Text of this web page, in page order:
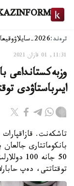
ترەند:2026-سايلاۋ وقيعا
11:31, 01 قازان 2021
وزبەكستانداعى
ايىرباستاۋدى
بانكوماتتارى
50 جانە
توقتاتتى، دەپ